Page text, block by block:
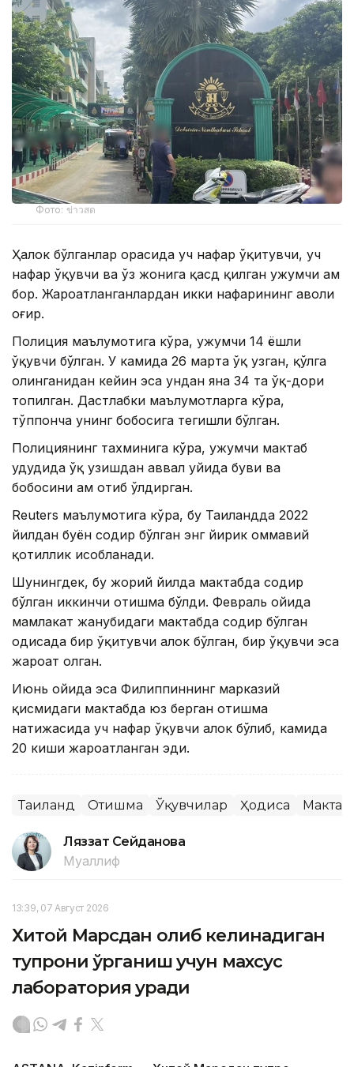
Фото: ข่าวสด
Ҳалок бўлганлар орасида уч нафар ўқитувчи, уч
нафар ўқувчи ва ўз жонига қасд қилган ҳужумчи ҳам
бор. Жароҳатланганлардан икки нафарининг аҳволи
оғир.
Полиция маълумотига кўра, ҳужумчи 14 ёшли
ўқувчи бўлган. У камида 26 марта ўқ узган, қўлга
олинганидан кейин эса ундан яна 34 та ўқ-дори
топилган. Дастлабки маълумотларга кўра,
тўппонча унинг бобосига тегишли бўлган.
Полициянинг тахминига кўра, ҳужумчи мактаб
ҳудудида ўқ узишдан аввал уйида буви ва
бобосини ҳам отиб ўлдирган.
Reuters маълумотига кўра, бу Таиландда 2022
йилдан буён содир бўлган энг йирик оммавий
қотиллик ҳисобланади.
Шунингдек, бу жорий йилда мактабда содир
бўлган иккинчи отишма бўлди. Февраль ойида
мамлакат жанубидаги мактабда содир бўлган
ҳодисада бир ўқитувчи ҳалок бўлган, бир ўқувчи эса
жароҳат олган.
Июнь ойида эса Филиппиннинг марказий
қисмидаги мактабда юз берган отишма
натижасида уч нафар ўқувчи ҳалок бўлиб, камида
20 киши жароҳатланган эди.
Таиланд Отишма Ўқувчилар Ҳодиса
Ляззат Сейданова
Муаллиф
13:39, 07 Август 2026
Хитой Марсдан олиб келинадиган
тупроқни ўрганиш учун махсус
лаборатория қуради